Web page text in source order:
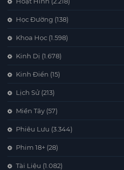
Học Đường (138)
Khoa Học (1.598)
Kinh Dị (1.678)
Kinh Điển (15)
Lịch Sử (213)
Miền Tây (57)
Phiêu Lưu (3.344)
Phim 18+ (28)
Tài Liệu (1.082)